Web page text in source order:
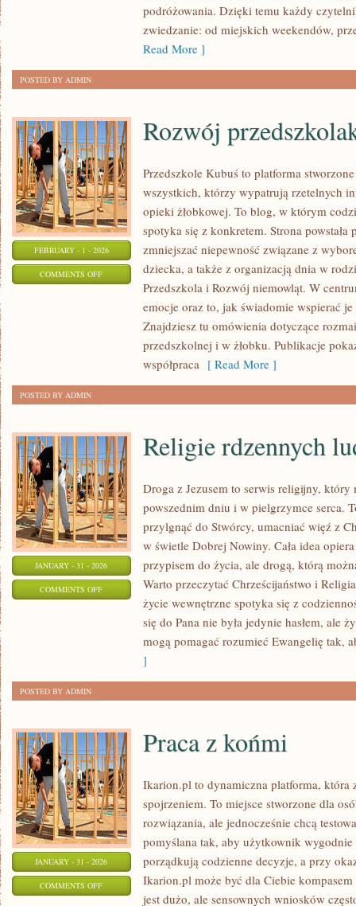
podróżowania. Dzięki temu każdy
zwiedzanie: od miejskich weekendów,
Read More ]
POSTED BY ADMIN
FEBRUARY - 1 - 2026
COMMENTS OFFON
PRZEDSZKOLAKÓW
Rozwój
Przedszkole Kubuś to platforma
wszystkich, którzy wypatrują rzetelnych
opieki żłobkowej. To blog, w którym
spotyka się z konkretem. Strona
zmniejszać niepewność związane z
dziecka, a także z organizacją dnia w
Przedszkola i Rozwój niemowląt. W
emocje oraz to, jak świadomie wspierać
Znajdziesz tu omówienia dotyczące
przedszkolnej i w żłobku. Publikacje
współpraca [ Read More ]
POSTED BY ADMIN
JANUARY - 31 - 2026
COMMENTS OFFON
RDZENNYCH
Religie rdzennych
Droga z Jezusem to serwis religijny,
powszednim dniu i w pielgrzymce serca.
przylgnąć do Stwórcy, umacniać więź z
w świetle Dobrej Nowiny. Cała idea
przypisem do życia, ale drogą, którą
Warto przeczytać Chrześcijaństwo i
życie wewnętrzne spotyka się z
się do Pana nie była jedynie hasłem, ale
mogą pomagać rozumieć Ewangelię tak,
]
POSTED BY ADMIN
JANUARY - 31 - 2026
COMMENTS OFFON
Praca z końmi
Ikarion.pl to dynamiczna platforma, która
spojrzeniem. To miejsce stworzone dla
rozwiązania, ale jednocześnie chcą
pomyślana tak, aby użytkownik wygodnie
porządkują codzienne decyzje, a przy
Ikarion.pl może być dla Ciebie
jest dużo, ale sensownych wniosków